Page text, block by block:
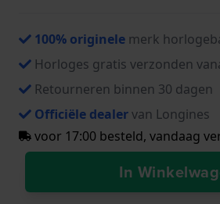
100% originele merk
Horloges gratis verzonden
Retourneren binnen 30 dagen
Officiële dealervan Longines
voor 17:00 besteld, vandaag
In